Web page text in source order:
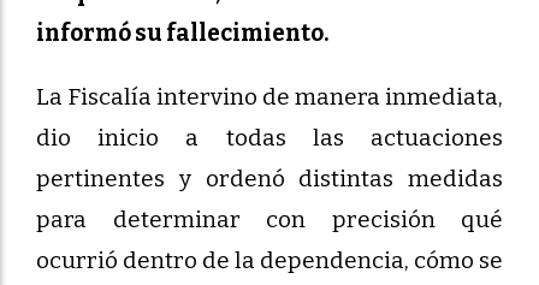
informó su fallecimiento.
La Fiscalía intervino de manera inmediata,
dio inicio a todas las actuaciones
pertinentes y ordenó distintas medidas
para determinar con precisión qué
ocurrió dentro de la dependencia, cómo se